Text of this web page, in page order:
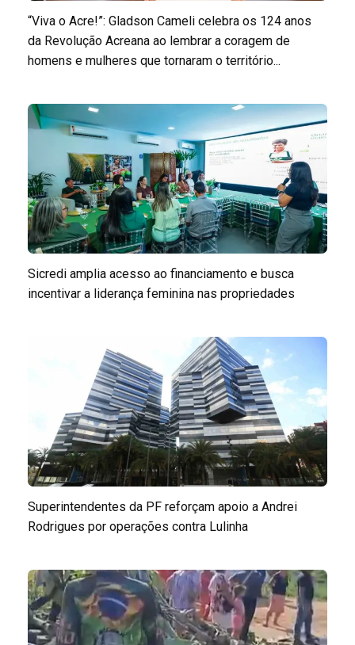
“Viva o Acre!”: Gladson Cameli celebra os 124 anos
da Revolução Acreana ao lembrar a coragem de
homens e mulheres que tornaram o território...
Sicredi amplia acesso ao financiamento e busca
incentivar a liderança feminina nas propriedades
Superintendentes da PF reforçam apoio a Andrei
Rodrigues por operações contra Lulinha